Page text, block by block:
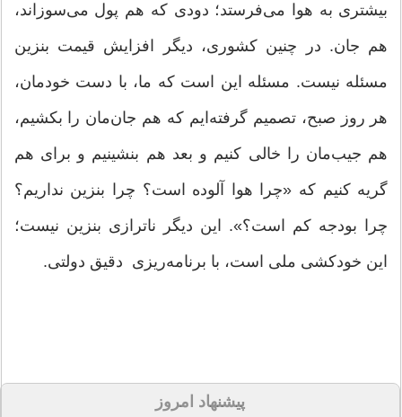
بیشتری به هوا می‌فرستد؛ دودی که هم پول می‌سوزاند،
هم جان. در چنین کشوری، دیگر افزایش قیمت بنزین
مسئله نیست. مسئله این است که ما، با دست خودمان،
هر روز صبح، تصمیم گرفته‌ایم که هم جان‌مان را بکشیم،
هم جیب‌مان را خالی کنیم و بعد هم بنشینیم و برای هم
گریه کنیم که «چرا هوا آلوده است؟ چرا بنزین نداریم؟
چرا بودجه کم است؟». این دیگر ناترازی بنزین نیست؛
این خودکشی ملی است، با برنامه‌ریزی دقیق دولتی.
پیشنهاد امروز